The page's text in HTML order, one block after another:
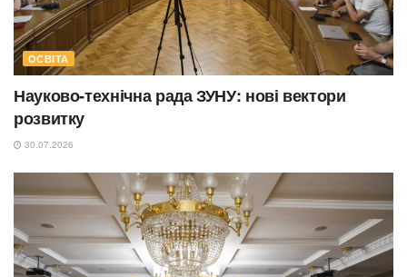
ОСВІТА
Науково-технічна рада ЗУНУ: нові вектори
розвитку
30.07.2026